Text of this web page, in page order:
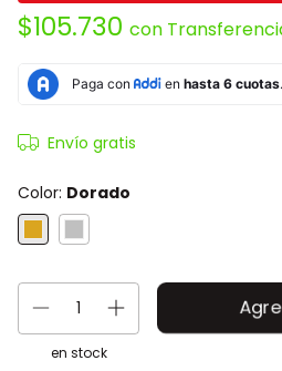
$105.730 con
Envío gratis
Color: Dorado
en stock